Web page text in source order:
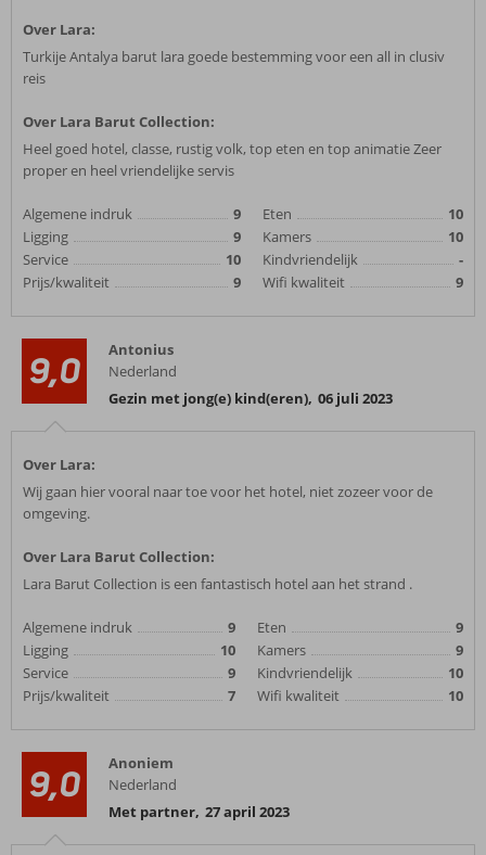
Over Lara:
Turkije Antalya barut lara goede bestemming voor een all in clusiv
reis
Over Lara Barut Collection:
Heel goed hotel, classe, rustig volk, top eten en top animatie Zeer
proper en heel vriendelijke servis
Algemene indruk
9
Ligging
9
Service
10
Prijs/kwaliteit
9
Eten
10
Kamers
10
Kindvriendelijk
-
Wifi kwaliteit
9
9,0
Antonius
Nederland
Gezin met jong(e) kind(eren), 06 juli 2023
Over Lara:
Wij gaan hier vooral naar toe voor het hotel, niet zozeer voor de
omgeving.
Over Lara Barut Collection:
Lara Barut Collection is een fantastisch hotel aan het strand .
Algemene indruk
9
Ligging
10
Service
9
Prijs/kwaliteit
7
Eten
9
Kamers
9
Kindvriendelijk
10
Wifi kwaliteit
10
9,0
Anoniem
Nederland
Met partner, 27 april 2023